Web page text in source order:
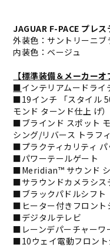
JAGUAR F-PACE プレ
外装色：サントリーニブ
内装色：ベージュ
【標準装備＆メーカーオ
■インテリアムードライ
■19インチ 「スタイル
モンド ターンド仕上 げ）
■ブラインド スポット
シング/リバース トラフ
■プラクティカリティ パ
■パワーテールゲート
■Meridian™ サウンド
■サラウンドカメラシス
■ブラックパドルシフト
■ヒーター付きフロント
■デジタルテレビ
■レーンデパーチャーワ
■10ウェイ電動フロント